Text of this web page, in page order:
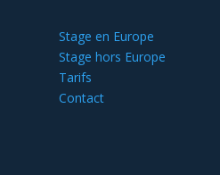
Stage en Europe
Stage hors Europe
Tarifs
Contact